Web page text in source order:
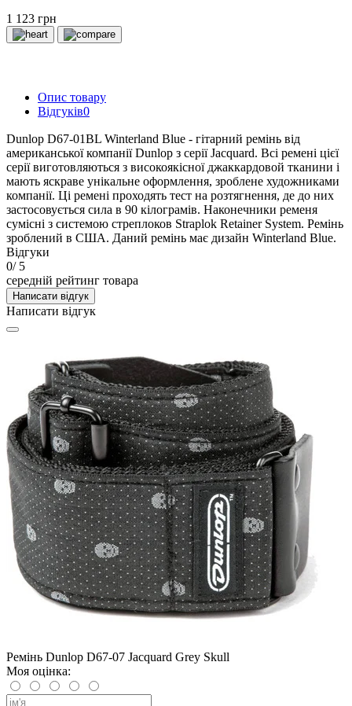
1 123 грн
Опис товару
Відгуків0
Dunlop D67-01BL Winterland Blue - гітарний ремінь від
американської компанії Dunlop з серії Jacquard. Всі ремені цієї
серії виготовляються з високоякісної джаккардовой тканини і
мають яскраве унікальне оформлення, зроблене художниками
компанії. Ці ремені проходять тест на розтягнення, де до них
застосовується сила в 90 кілограмів. Наконечники ременя
сумісні з системою стреплоков Straplok Retainer System. Ремінь
зроблений в США. Даний ремінь має дизайн Winterland Blue.
Відгуки
0/ 5
середній рейтинг товара
Написати відгук
Написати відгук
Ремінь Dunlop D67-07 Jacquard Grey Skull
Моя оцінка: